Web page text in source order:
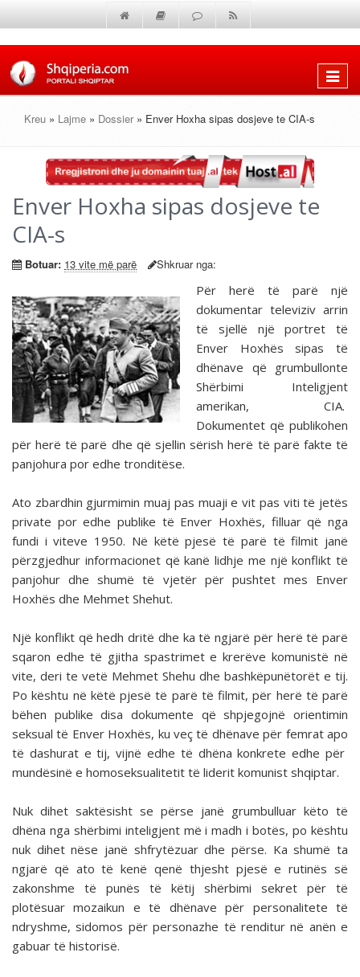
Shfaq
Kreu » Lajme » Dossier » Enver Hoxha sipas dosjeve te CIA-s
Enver Hoxha sipas dosjeve te
CIA-s
Botuar: 13 vite më parë Shkruar nga:
Për herë të parë një
dokumentar televiziv arrin
të sjellë një portret të
Enver Hoxhës sipas të
dhënave që grumbullonte
Shërbimi Inteligjent
amerikan, CIA.
Dokumentet që publikohen
për herë të parë dhe që sjellin sërish herë të parë fakte të
panjohura por edhe tronditëse.
Ato zbardhin gjurmimin muaj pas muaji e vit pas viti të jetës
private por edhe publike të Enver Hoxhës, filluar që nga
fundi i viteve 1950. Në këtë pjesë të parë të filmit janë
përzgjedhur informacionet që kanë lidhje me një konflikt të
panjohur dhe shumë të vjetër për pushtet mes Enver
Hoxhës dhe Mehmet Shehut.
Një konflikt që hedh dritë dhe ka të ngjarë për herë të parë
sqaron edhe të gjitha spastrimet e krerëve komunistë në
vite, deri te vetë Mehmet Shehu dhe bashkëpunëtorët e tij.
Po kështu në këtë pjesë të parë të filmit, për herë të parë
bëhen publike disa dokumente që shpjegojnë orientimin
seksual të Enver Hoxhës, ku veç të dhënave për femrat apo
të dashurat e tij, vijnë edhe të dhëna konkrete edhe për
mundësinë e homoseksualitetit të liderit komunist shqiptar.
Nuk dihet saktësisht se përse janë grumbulluar këto të
dhëna nga shërbimi inteligjent më i madh i botës, po kështu
nuk dihet nëse janë shfrytëzuar dhe përse. Ka shumë ta
ngjarë që ato të kenë qenë thjesht pjesë e rutinës së
zakonshme të punës të këtij shërbimi sekret për të
plotësuar mozaikun e të dhënave për personalitete të
ndryshme, sidomos për personazhe të renditur në anën e
gabuar të historisë.